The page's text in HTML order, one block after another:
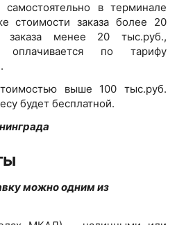
в терминале
стоимости заказа более 20
менее 20 тыс.руб.,
оплачивается по тарифу
выше 100 тыс.руб.
будет бесплатной.
можно одним из